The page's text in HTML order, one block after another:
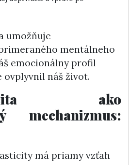
umožňuje
mentálneho
emocionálny profil
náš život.
ako
mechanizmus:
má priamy vzťah